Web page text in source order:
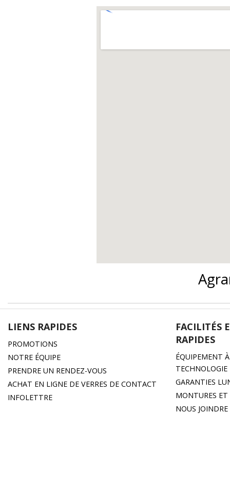
LIENS RAPIDES
PROMOTIONS
NOTRE ÉQUIPE
PRENDRE UN RENDEZ-VOUS
ACHAT EN LIGNE DE VERRES DE CONTACT
INFOLETTRE
FACILITÉS
RAPIDES
ÉQUIPEMENT
TECHNOLOGIE
GARANTIES
MONTURES ET
NOUS JOINDRE